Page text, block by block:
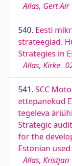
Allas, Gert Air
540. Eesti
strateegiad.
Strategies in
Allas, Kirke
541. SCC
ettepanekud
tegeleva
Strategic
for the
Estonian
Allas, Kristjan